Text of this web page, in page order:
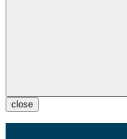
close